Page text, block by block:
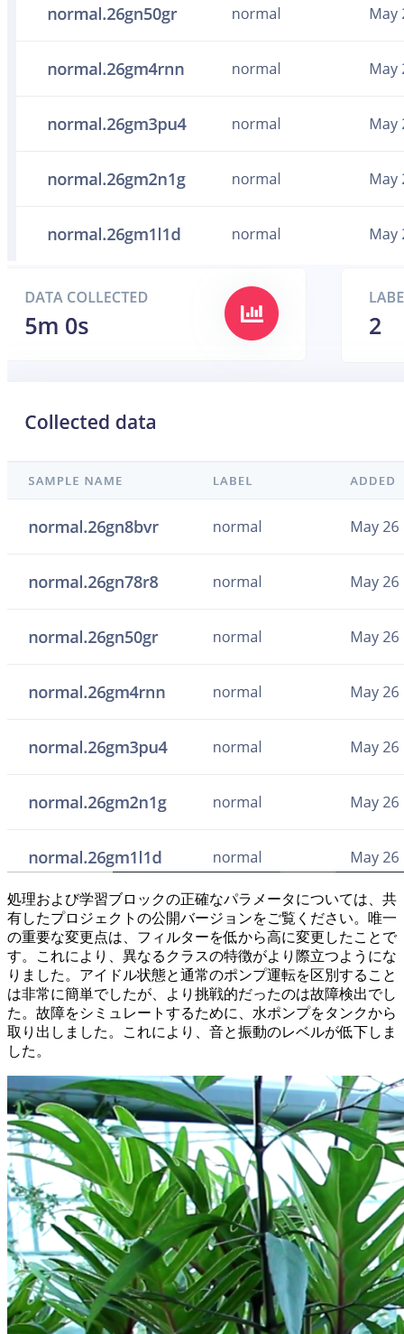
処理および学習ブロックの正確なパラメータについては、共
有したプロジェクトの公開バージョンをご覧ください。唯一
の重要な変更点は、フィルターを低から高に変更したことで
す。これにより、異なるクラスの特徴がより際立つようにな
りました。アイドル状態と通常のポンプ運転を区別すること
は非常に簡単でしたが、より挑戦的だったのは故障検出でし
た。故障をシミュレートするために、水ポンプをタンクから
取り出しました。これにより、音と振動のレベルが低下しま
した。